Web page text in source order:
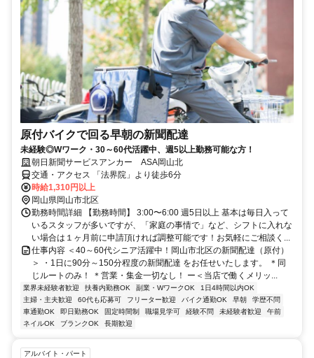
原付バイクで回る早朝の新聞配達
未経験◎Wワーク・30～60代活躍中、週5以上勤務可能な方！
朝日新聞サービスアンカー ASA岡山北
交通・アクセス 「法界院」より徒歩6分
時給1,310円以上
岡山県岡山市北区
勤務時間詳細 【勤務時間】 3:00〜6:00 週5日以上 基本は毎日入って
いるスタッフが多いですが、「家庭の事情で」など、シフトに入れな
い場合は１ヶ月前に申請頂ければ調整可能です！お気軽にご相談く...
仕事内容 ＜40～60代シニア活躍中！岡山市北区の新聞配達（原付）
＞ ・1日に90分～150分程度の新聞配達 をお任せいたします。 ＊同
じルートのみ！ ＊営業・集金一切なし！ ー＜当店で働くメリッ...
業界未経験者歓迎 扶養内勤務OK 副業・WワークOK
1日4時間以内OK
主婦・主夫歓迎
60代も応募可 フリーター歓迎 バイク通勤OK 早朝
学歴不問
車通勤OK
即日勤務OK 固定時間制 職場見学可 経験不問 未経験者歓迎
午前
ネイルOK
ブランクOK 長期歓迎
アルバイト・パート